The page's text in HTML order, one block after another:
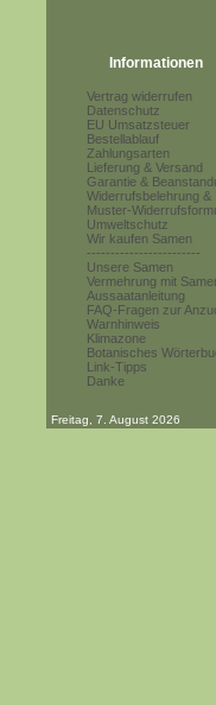
Informationen
Vertrag widerrufen
Datenschutz
EU Umsatzsteuer
Bestellablauf
Zahlungsarten
Lieferung & Versand
Garantie &
Widerrufsbelehrung &
Muster-
Umweltschutz
Wir kaufen Samen
------------------------
Unsere Samen
Vermehrung mit
Aussaatanleitung
FAQ-Fragen zur
Warnhinweis
Klimazone
Botanisches
Link-Tipps
Danke
Freitag, 7. August 2026